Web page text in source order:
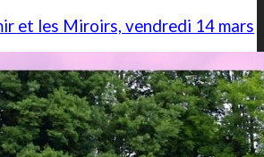
et les Miroirs, vendredi 14 mars